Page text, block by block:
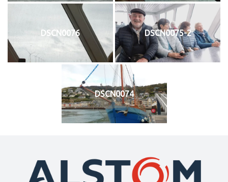
DSCN0076 DSCN0075-2
DSCN0074